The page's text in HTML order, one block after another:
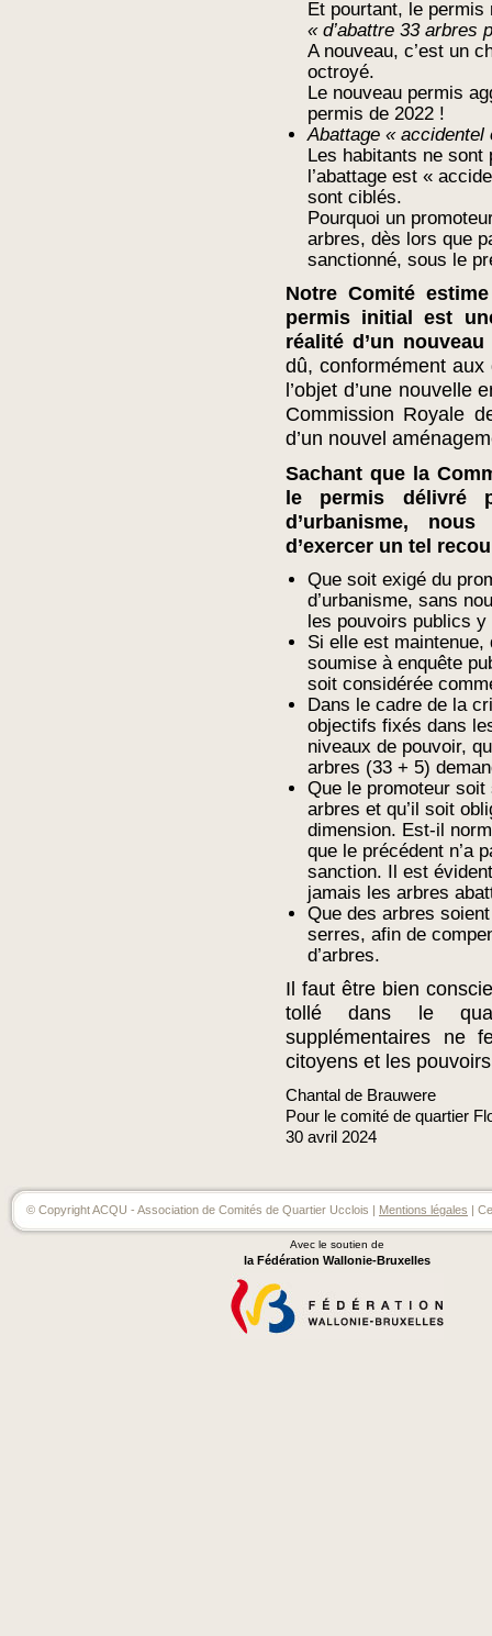
Et pourtant, le
« d’abattre 33 arbres
A nouveau, c’est un
octroyé.
Le nouveau permis
permis de 2022 !
Abattage «
Les habitants ne
l’abattage est «
sont ciblés.
Pourquoi un
arbres, dès lors que
sanctionné, sous le
Notre Comité
permis initial est
réalité d’un
dû, conformément aux
l’objet d’une
Commission Royale
d’un nouvel
Sachant que la
le permis délivré
d’urbanisme,
d’exercer un tel
Que soit exigé du
d’urbanisme, sans
les pouvoirs publics
Si elle est
soumise à enquête
soit considérée
Dans le cadre de la
objectifs fixés dans
niveaux de pouvoir,
arbres (33 + 5)
Que le promoteur soit
arbres et qu’il soit
dimension. Est-il
que le précédent n’a
sanction. Il est
jamais les arbres
Que des arbres
serres, afin de
d’arbres.
Il faut être bien
tollé dans le
supplémentaires ne
citoyens et les
Chantal de Brauwere
Pour le comité de quartier
30 avril 2024
© Copyright ACQU - Association de Comités de Quartier Ucclois | Mentions légales |
Avec le soutien de
la Fédération Wallonie-Bruxelles